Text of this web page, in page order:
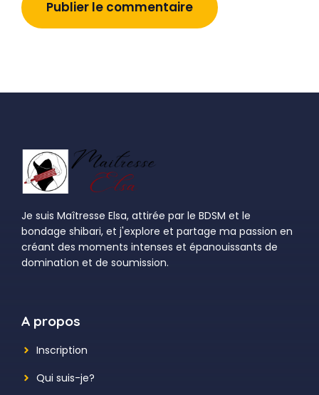
Je suis Maîtresse Elsa, attirée par le BDSM et le
bondage shibari, et j'explore et partage ma passion en
créant des moments intenses et épanouissants de
domination et de soumission.
A propos
Inscription
Qui suis-je?